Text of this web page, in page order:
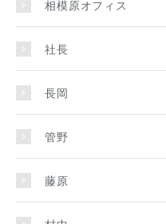
相模原オフィス
社長
長岡
管野
藤原